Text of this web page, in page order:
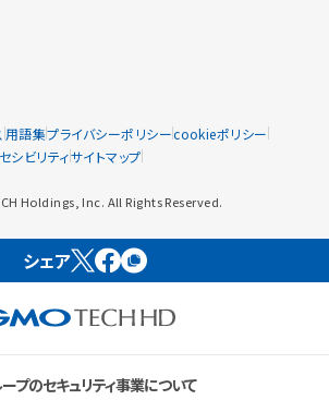
用語集プライバシーポリシーcookieポリシー
シビリティサイトマップ
Holdings, Inc. All Rights Reserved.
シェア
プのセキュリティ事業について